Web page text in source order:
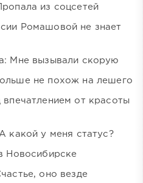
из соцсетей
Ромашовой не знает
Мне вызывали скорую
не похож на лешего
впечатлением от красоты
какой у меня статус?
Новосибирске
оно везде